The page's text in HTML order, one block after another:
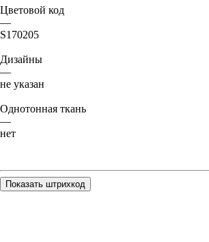
Цветовой код
—
S170205
Дизайны
—
не указан
Однотонная ткань
—
нет
Показать штрихкод